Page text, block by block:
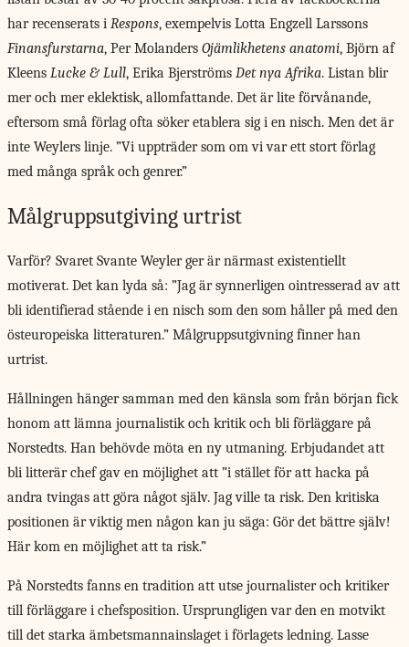
har recenserats i Respons, exempelvis Lotta Engzell Larssons
Finansfurstarna, Per Molanders Ojämlikhetens anatomi, Björn af
Kleens Lucke & Lull, Erika Bjerströms Det nya Afrika. Listan blir
mer och mer eklektisk, allomfattande. Det är lite förvånande,
eftersom små förlag ofta söker etablera sig i en nisch. Men det är
inte Weylers linje. ”Vi uppträder som om vi var ett stort förlag
med många språk och genrer.”
Målgruppsutgiving urtrist
Varför? Svaret Svante Weyler ger är närmast existentiellt
motiverat. Det kan lyda så: ”Jag är synnerligen ointresserad av att
bli identifierad stående i en nisch som den som håller på med den
östeuropeiska litteraturen.” Målgruppsutgivning finner han
urtrist.
Hållningen hänger samman med den känsla som från början fick
honom att lämna journalistik och kritik och bli förläggare på
Norstedts. Han behövde möta en ny utmaning. Erbjudandet att
bli litterär chef gav en möjlighet att ”i stället för att hacka på
andra tvingas att göra något själv. Jag ville ta risk. Den kritiska
positionen är viktig men någon kan ju säga: Gör det bättre själv!
Här kom en möjlighet att ta risk.”
På Norstedts fanns en tradition att utse journalister och kritiker
till förläggare i chefsposition. Ursprungligen var den en motvikt
till det starka ämbetsmannainslaget i förlagets ledning. Lasse